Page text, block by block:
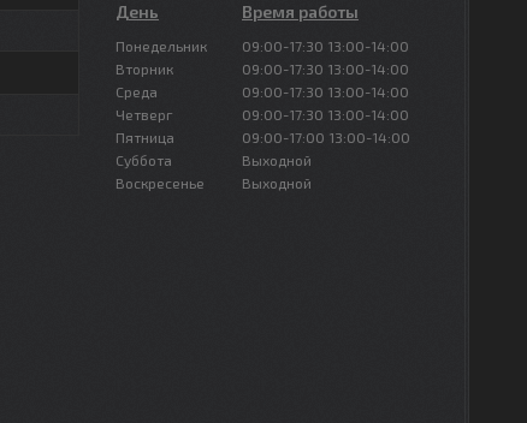
День
Время работы
Понедельник 09:00-17:30 13:00-14:00
Вторник
09:00-17:30 13:00-14:00
Среда
09:00-17:30 13:00-14:00
Четверг
09:00-17:30 13:00-14:00
Пятница
09:00-17:00 13:00-14:00
Суббота
Выходной
Воскресенье
Выходной